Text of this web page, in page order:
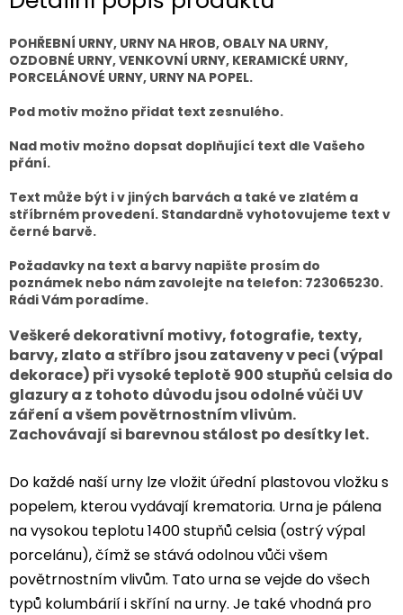
POHŘEBNÍ URNY, URNY NA HROB, OBALY NA URNY,
OZDOBNÉ URNY, VENKOVNÍ URNY, KERAMICKÉ URNY,
PORCELÁNOVÉ URNY, URNY NA POPEL.
Pod motiv možno přidat text zesnulého.
Nad motiv možno dopsat doplňující text dle Vašeho
přání.
Text může být i v jiných barvách a také ve zlatém a
stříbrném provedení. Standardně vyhotovujeme text v
černé barvě.
Požadavky na text a barvy napište prosím do
poznámek nebo nám zavolejte na telefon: 723065230.
Rádi Vám poradíme.
Veškeré dekorativní motivy, fotografie, texty,
barvy, zlato a stříbro jsou zataveny v peci (výpal
dekorace) při vysoké teplotě 900 stupňů celsia do
glazury a z tohoto důvodu jsou odolné vůči UV
záření a všem povětrnostním vlivům.
Zachovávají si barevnou stálost po desítky let.
Do každé naší urny lze vložit úřední plastovou vložku s
popelem, kterou vydávají krematoria. Urna je pálena
na vysokou teplotu 1400 stupňů celsia (ostrý výpal
porcelánu), čímž se stává odolnou vůči všem
povětrnostním vlivům. Tato urna se vejde do všech
typů kolumbárií i skříní na urny. Je také vhodná pro